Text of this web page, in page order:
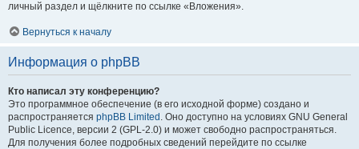
личный раздел и щёлкните по ссылке «Вложения».
Вернуться к началу
Информация о phpBB
Кто написал эту конференцию?
Это программное обеспечение (в его исходной форме) создано и
распространяется phpBB Limited . Оно доступно на условиях GNU General
Public Licence, версии 2 (GPL-2.0) и может свободно распространяться.
Для получения более подробных сведений перейдите по ссылке